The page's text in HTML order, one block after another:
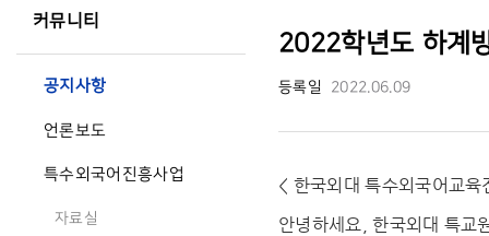
커뮤니티
공지사항
언론보도
특수외국어진흥사업
자료실
2022학년도 하계
등록일 2022.06.09
< 한국외대 특수외국어교육
안녕하세요, 한국외대 특교